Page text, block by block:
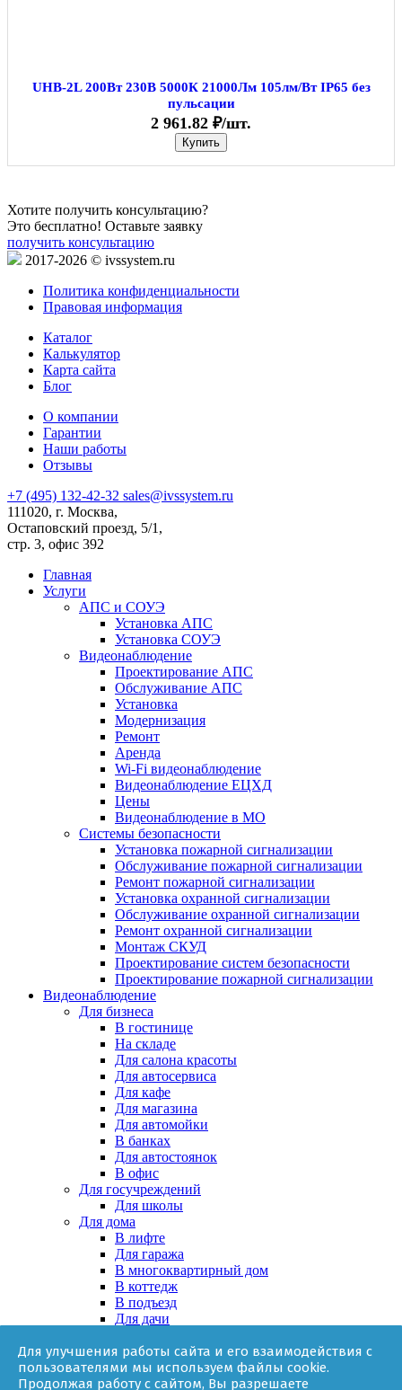
UHB-2L 200Вт 230В 5000К 21000Лм 105лм/Вт IP65 без
пульсации
2 961.82 ₽/шт.
Купить
Хотите получить консультацию?
Это бесплатно! Оставьте заявку
получить консультацию
2017-2026 © ivssystem.ru
Политика конфиденциальности
Правовая информация
Каталог
Калькулятор
Карта сайта
Блог
О компании
Гарантии
Наши работы
Отзывы
+7 (495) 132-42-32 sales@ivssystem.ru
111020, г. Москва,
Остаповский проезд, 5/1,
стр. 3, офис 392
Для улучшения работы сайта и его взаимодействия с
пользователями мы используем файлы cookie.
Продолжая работу с сайтом, Вы разрешаете
Главная
Услуги
АПС и СОУЭ
Установка АПС
Установка СОУЭ
Видеонаблюдение
Проектирование АПС
Обслуживание АПС
Установка
Модернизация
Ремонт
Аренда
Wi-Fi видеонаблюдение
Видеонаблюдение ЕЦХД
Цены
Видеонаблюдение в МО
Системы безопасности
Установка пожарной сигнализации
Обслуживание пожарной сигнализации
Ремонт пожарной сигнализации
Установка охранной сигнализации
Обслуживание охранной сигнализации
Ремонт охранной сигнализации
Монтаж СКУД
Проектирование систем безопасности
Проектирование пожарной сигнализации
Видеонаблюдение
Для бизнеса
В гостинице
На складе
Для салона красоты
Для автосервиса
Для кафе
Для магазина
Для автомойки
В банках
Для автостоянок
В офис
Для госучреждений
Для школы
Для дома
В лифте
Для гаража
В многоквартирный дом
В коттедж
В подъезд
Для дачи
За няней
В квартире
Для ТСЖ